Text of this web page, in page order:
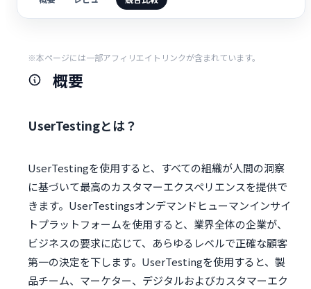
※本ページには一部アフィリエイトリンクが含まれています。
概要
UserTestingとは？
UserTestingを使用すると、すべての組織が人間の洞察
に基づいて最高のカスタマーエクスペリエンスを提供で
きます。UserTestingsオンデマンドヒューマンインサイ
トプラットフォームを使用すると、業界全体の企業が、
ビジネスの要求に応じて、あらゆるレベルで正確な顧客
第一の決定を下します。UserTestingを使用すると、製
品チーム、マーケター、デジタルおよびカスタマーエク